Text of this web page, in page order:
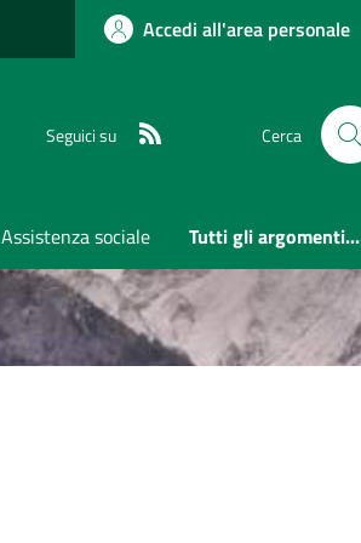
Accedi all'area personale
Seguici su Cerca
Assistenza sociale Tutti gli argomenti...